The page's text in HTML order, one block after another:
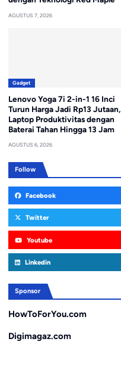
AGUSTUS 7, 2026
Gadget
Lenovo Yoga 7i 2-in-1 16 Inci
Turun Harga Jadi Rp13 Jutaan,
Laptop Produktivitas dengan
Baterai Tahan Hingga 13 Jam
AGUSTUS 6, 2026
Follow
Facebook
Twitter
Youtube
Linkedin
Sponsor
HowToForYou.com
Digimagaz.com